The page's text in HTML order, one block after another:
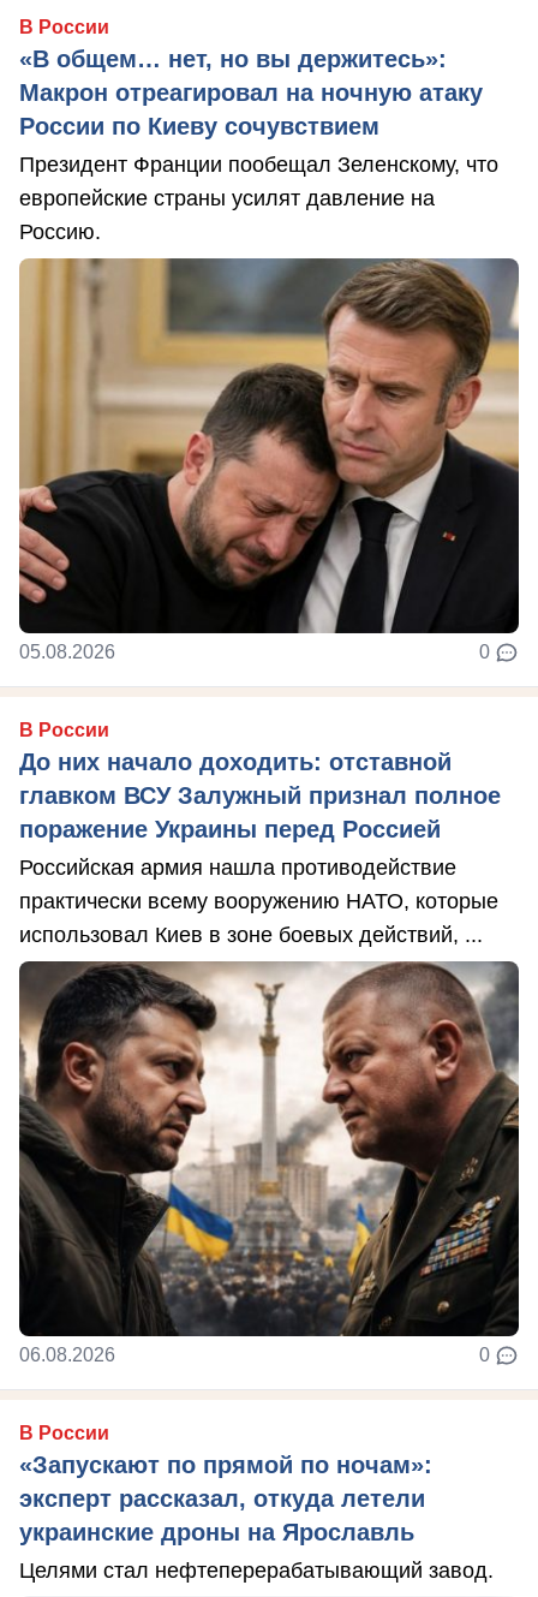
В России
«В общем… нет, но вы держитесь»:
Макрон отреагировал на ночную атаку
России по Киеву сочувствием
Президент Франции пообещал Зеленскому, что
европейские страны усилят давление на
Россию.
05.08.2026 0
В России
До них начало доходить: отставной
главком ВСУ Залужный признал полное
поражение Украины перед Россией
Российская армия нашла противодействие
практически всему вооружению НАТО, которые
использовал Киев в зоне боевых действий, ...
06.08.2026 0
В России
«Запускают по прямой по ночам»:
эксперт рассказал, откуда летели
украинские дроны на Ярославль
Целями стал нефтеперерабатывающий завод.